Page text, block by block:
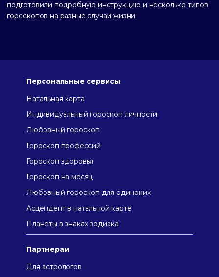
подготовили подробную инструкцию и несколько типов
гороскопов на разные случаи жизни.
Персональные сервисы
Натальная карта
Индивидуальный гороскоп личности
Любовный гороскоп
Гороскоп профессий
Гороскоп здоровья
Гороскоп на месяц
Любовный гороскоп для одиноких
Асцендент в натальной карте
Плaнeты в знaкax зодиaкa
Партнерам
Для астрологов